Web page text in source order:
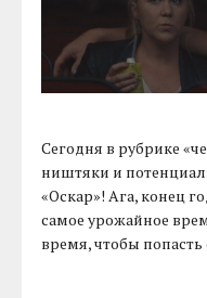
Сегодня в рубрике
ништяки и
«Оскар»! Ага, конец
самое урожайное
время, чтобы